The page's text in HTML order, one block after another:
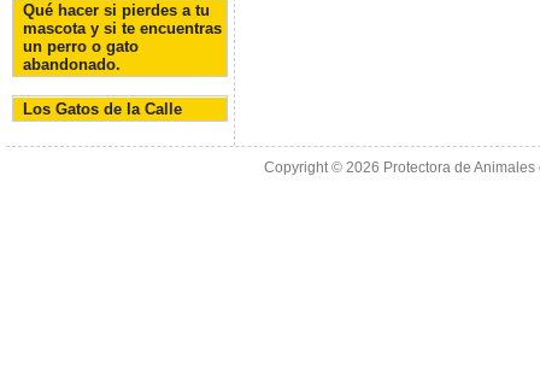
Qué hacer si pierdes a tu
mascota y si te encuentras
un perro o gato
abandonado.
Los Gatos de la Calle
Copyright © 2026 Protectora de Animales